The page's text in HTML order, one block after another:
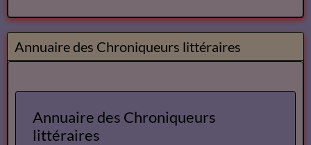
Annuaire des Chroniqueurs littéraires
Annuaire des Chroniqueurs
littéraires